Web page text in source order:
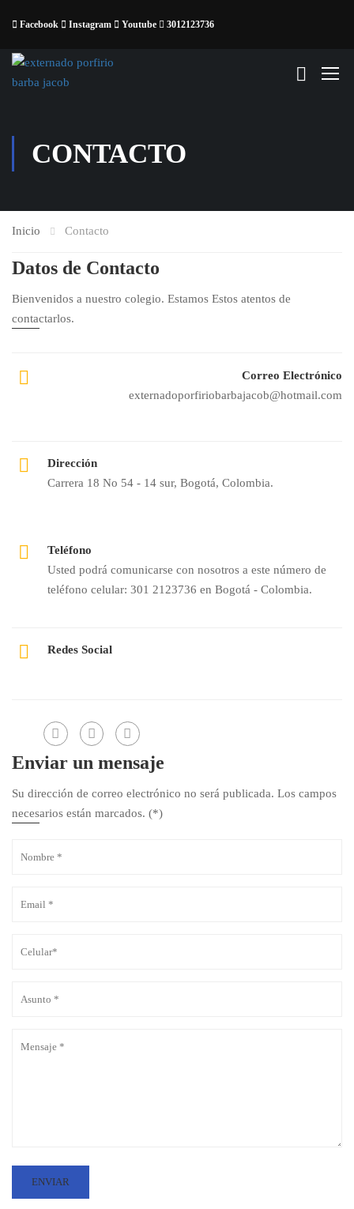
Facebook Instagram Youtube 3012123736
CONTACTO
Inicio Contacto
Datos de Contacto
Bienvenidos a nuestro colegio. Estamos Estos atentos de
contactarlos.
Correo Electrónico
externadoporfiriobarbajacob@hotmail.com
Dirección
Carrera 18 No 54 - 14 sur, Bogotá, Colombia.
Teléfono
Usted podrá comunicarse con nosotros a este número de
teléfono celular: 301 2123736 en Bogotá - Colombia.
Redes Social
Enviar un mensaje
Su dirección de correo electrónico no será publicada. Los campos
necesarios están marcados. (*)